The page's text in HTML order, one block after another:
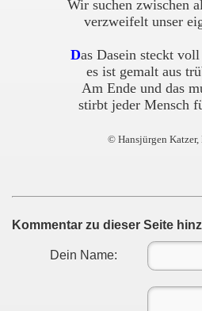
Wir suchen zwischen
verzweifelt unser
Das Dasein steckt
es ist gemalt aus
Am Ende und das
stirbt jeder Mensch
© Hansjürgen Katzer,
Kommentar zu dieser Seite
Dein Name: